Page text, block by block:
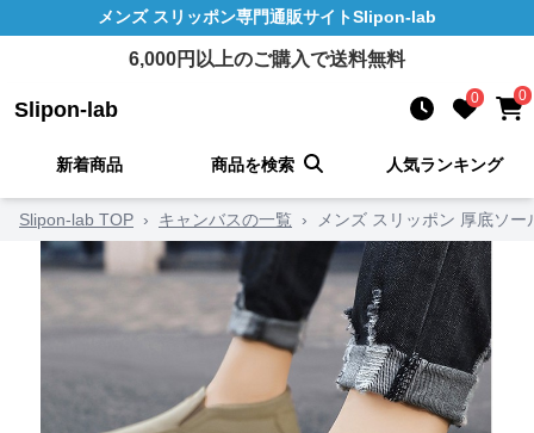
メンズ スリッポン専門通販サイトSlipon-lab
6,000円以上のご購入で送料無料
Slipon-lab 0 0
新着商品 商品を検索 人気ランキング
Slipon-lab TOP › キャンバスの一覧 › メンズ スリッポン 厚底ソ